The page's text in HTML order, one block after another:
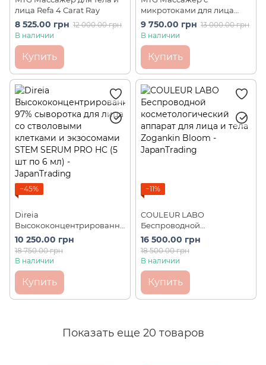
лица Refa 4 Carat Ray
8 525.00 грн 12 000.00 грн
В наличии
Купить
микротоками для лица
ReFa Carat Face
9 750.00 грн 13 000.00 грн
В наличии
Купить
−45%
Direia
Высококонцентрированна
я 97% сыворотка для лица
со стволовыми клетками и
экзосомами STEM SERUM
PRO HC (5 шт по 6 мл)
10 250.00 грн
18 750.00 грн
В наличии
Купить
−11%
COULEUR LABO
Беспроводной
косметологический
аппарат для лица и тела
Zogankin Bloom
16 500.00 грн
18 500.00 грн
В наличии
Купить
Показать еще 20 товаров